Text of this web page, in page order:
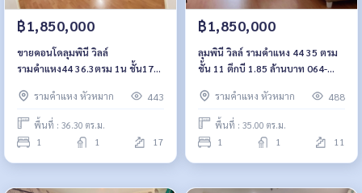
฿1,850,000
ขายคอนโดลุมพินี วิลล์
รามคำแหง44 36.3ตรม 1น ชั้น17
9598900
รามคำแหง หัวหมาก 443
พื้นที่ : 36.30 ตร.ม.
1 1 17
฿1,850,000
ลุมพินี วิลล์ รามคำแหง 44 35 ตรม
ชั้น 11 ตึกบี 1.85 ล้านบาท 064-
รามคำแหง หัวหมาก
488
พื้นที่ : 35.00 ตร.ม.
1 1 11